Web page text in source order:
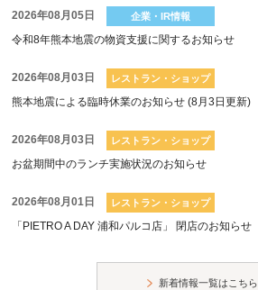
2026年08月05日 企業・IR情報
令和8年熊本地震の物資支援に関するお知らせ
2026年08月03日 レストラン・ショップ
熊本地震による臨時休業のお知らせ (8月3日更新)
2026年08月03日 レストラン・ショップ
お盆期間中のランチ実施状況のお知らせ
2026年08月01日 レストラン・ショップ
「PIETRO A DAY 浦和パルコ店」 閉店のお知らせ
新着情報一覧はこちら